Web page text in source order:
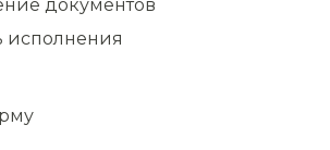
документов
исполнения